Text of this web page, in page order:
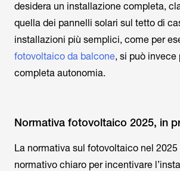
desidera un installazione completa,
quella dei pannelli solari sul tetto di
installazioni più semplici, come per
fotovoltaico da balcone, si può invece
completa autonomia.
Normativa fotovoltaico 2025, in
La normativa sul fotovoltaico nel
normativo chiaro per incentivare